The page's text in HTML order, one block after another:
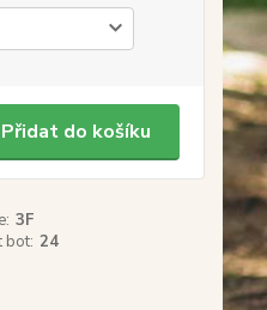
Přidat do košíku
3F
bot: 24